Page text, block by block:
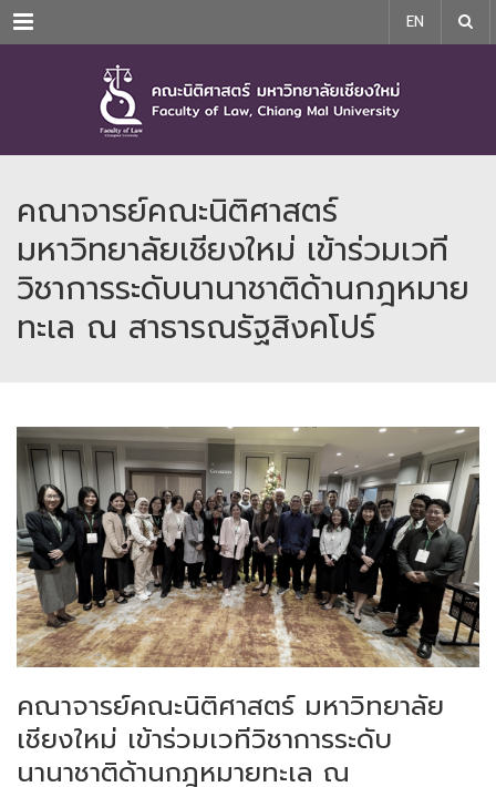
Menu EN
คณาจารย์คณะนิติศาสตร์
มหาวิทยาลัยเชียงใหม่ เข้าร่วมเวที
วิชาการระดับนานาชาติด้านกฎหมาย
ทะเล ณ สาธารณรัฐสิงคโปร์
คณาจารย์คณะนิติศาสตร์ มหาวิทยาลัย
เชียงใหม่ เข้าร่วมเวทีวิชาการระดับ
นานาชาติด้านกฎหมายทะเล ณ